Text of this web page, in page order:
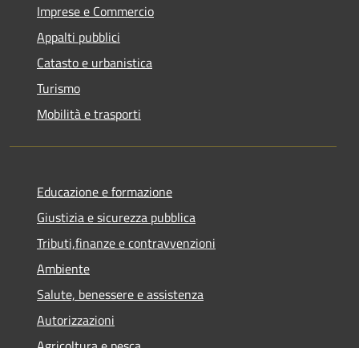
Imprese e Commercio
Appalti pubblici
Catasto e urbanistica
Turismo
Mobilità e trasporti
Educazione e formazione
Giustizia e sicurezza pubblica
Tributi,finanze e contravvenzioni
Ambiente
Salute, benessere e assistenza
Autorizzazioni